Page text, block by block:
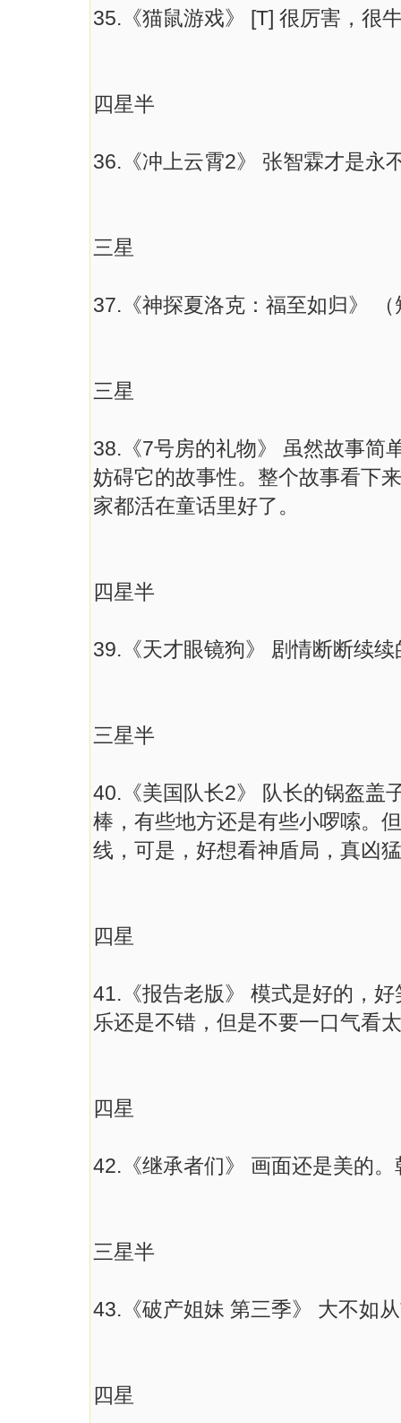
35.《猫鼠游戏》 [T] 很厉害，很
四星半
36.《冲上云霄2》 张智霖才是永
三星
37.《神探夏洛克：福至如归》
三星
38.《7号房的礼物》 虽然故事简
妨碍它的故事性。整个故事看下
家都活在童话里好了。
四星半
39.《天才眼镜狗》 剧情断断续
三星半
40.《美国队长2》 队长的锅盔盖
棒，有些地方还是有些小啰嗦。
线，可是，好想看神盾局，真凶
四星
41.《报告老版》 模式是好的，
乐还是不错，但是不要一口气看
四星
42.《继承者们》 画面还是美的
三星半
43.《破产姐妹 第三季》 大不如
四星